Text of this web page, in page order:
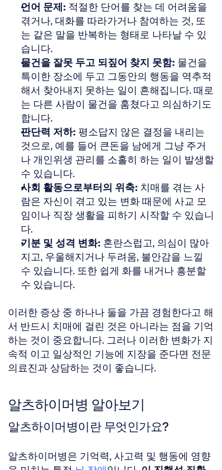
언어 문제: 적절한 단어를 찾는 데 어려움을
겪거나, 대화를 따라가거나 참여하는 것, 또
는 같은 말을 반복하는 형태로 나타날 수 있
습니다.
물건을 잘못 두고 되짚어 찾지 못함: 물건을
특이한 장소에 두고 그동안의 행동을 역추적
해서 찾아내지 못하는 일이 흔해집니다. 때로
는 다른 사람이 물건을 훔쳤다고 의심하기도
합니다.
판단력 저하: 평소답지 않은 결정을 내리는
것으로, 예를 들어 큰돈을 남에게 그냥 주거
나 개인위생 관리를 소홀히 하는 일이 발생할
수 있습니다.
사회 활동으로부터의 위축: 치매를 겪는 사
람은 자신이 겪고 있는 변화 때문에 사교 모
임이나 직장 생활을 피하기 시작할 수 있습니
다.
기분 및 성격 변화: 혼란스럽고, 의심이 많아
지고, 우울해지거나 두려움, 불안감을 느낄
수 있습니다. 또한 쉽게 화를 내거나 흥분할
수 있습니다.
이러한 증상 중 하나나 둘을 가끔 경험한다고 해
서 반드시 치매에 걸린 것은 아니라는 점을 기억
하는 것이 중요합니다. 그러나 이러한 변화가 지
속적 이고 일상적인 기능에 지장을 준다면 전문
의료진과 상담하는 것이 좋습니다.
알츠하이머병 알아보기
알츠하이머병이란 무엇인가요?
알츠하이머병은 기억력, 사고력 및 행동에 영향